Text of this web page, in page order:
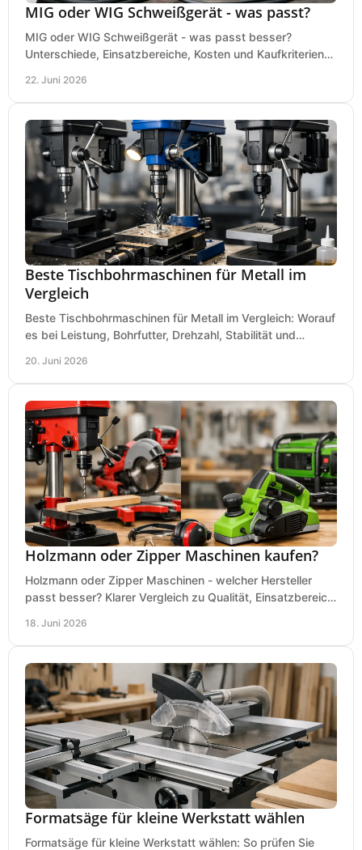
MIG oder WIG Schweißgerät - was passt?
MIG oder WIG Schweißgerät - was passt besser?
Unterschiede, Einsatzbereiche, Kosten und Kaufkriterien
22. Juni 2026
Beste Tischbohrmaschinen für Metall im
Vergleich
Beste Tischbohrmaschinen für Metall im Vergleich: Worauf
es bei Leistung, Bohrfutter, Drehzahl, Stabilität und
20. Juni 2026
Holzmann oder Zipper Maschinen kaufen?
Holzmann oder Zipper Maschinen - welcher Hersteller
passt besser? Klarer Vergleich zu Qualität, Einsatzbereich,
18. Juni 2026
Formatsäge für kleine Werkstatt wählen
Formatsäge für kleine Werkstatt wählen: So prüfen Sie